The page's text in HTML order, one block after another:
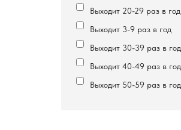
Выходит 20-29 раз в год
Выходит 3-9 раз в год
Выходит 30-39 раз в год
Выходит 40-49 раз в год
Выходит 50-59 раз в год